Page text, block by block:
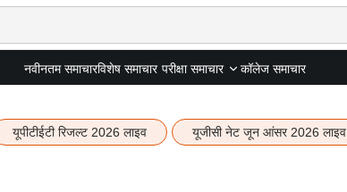
नवीनतम समाचारविशेष समाचार परीक्षा समाचार कॉलेज समाचार
यूपीटीईटी रिजल्ट 2026 लाइव यूजीसी नेट जून आंसर 2026 लाइव